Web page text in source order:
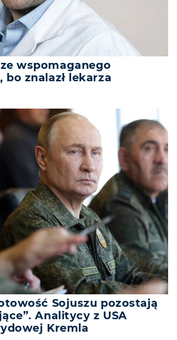
wspomaganego
znalazł lekarza
Sojuszu pozostają
Analitycy z USA
Kremla